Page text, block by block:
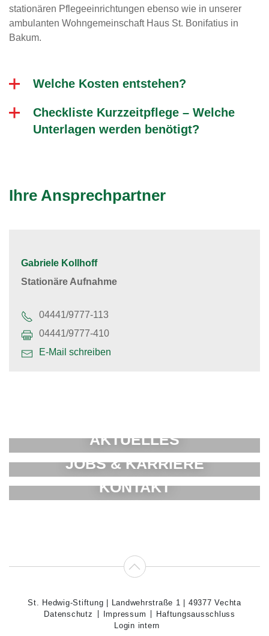
stationären Pflegeeinrichtungen ebenso wie in unserer
ambulanten Wohngemeinschaft Haus St. Bonifatius in
Bakum.
Welche Kosten entstehen?
Checkliste Kurzzeitpflege – Welche
Unterlagen werden benötigt?
Ihre Ansprechpartner
Gabriele Kollhoff
Stationäre Aufnahme
04441/9777-113
04441/9777-410
E-Mail schreiben
AKTUELLES
JOBS & KARRIERE
KONTAKT
St. Hedwig-Stiftung | Landwehrstraße 1 | 49377 Vechta
Datenschutz
Impressum
Haftungsausschluss
Login intern